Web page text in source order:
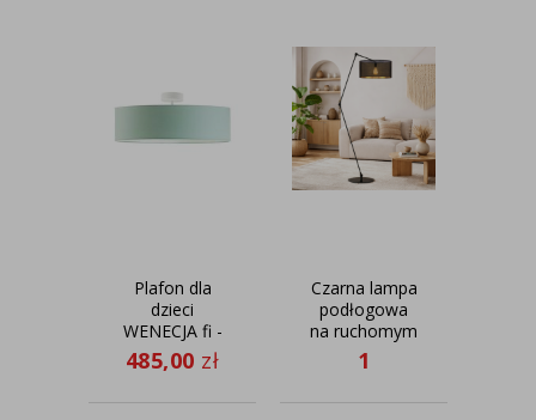
Plafon dla
dzieci
WENECJA fi -
60 cm - kolor
miętowy
485,00 zł
Czarna lampa
podłogowa
na ruchomym
ramieniu
BARI AŻUR
1